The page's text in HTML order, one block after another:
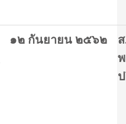
๑๒ กันยายน ๒๕๖๒